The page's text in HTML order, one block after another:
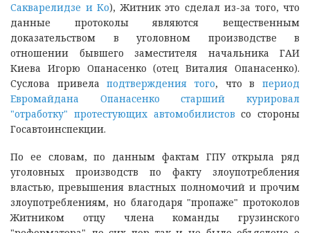
Сакварелидзе и Ко), Житник это сделал из-за того, что
данные протоколы являются вещественным
доказательством в уголовном производстве в
отношении бывшего заместителя начальника ГАИ
Киева Игорю Опанасенко (отец Виталия Опанасенко).
Суслова привелаподтверждения того, что впериод
Евромайдана Опанасенко старший курировал
"отработку" протестующих автомобилистов со стороны
Госавтоинспекции.
По ее словам, по данным фактам ГПУ открыла ряд
уголовных производств по факту злоупотребления
властью, превышения властных полномочий и прочим
злоупотреблениям, но благодаря "пропаже" протоколов
Житником отцу члена команды грузинского